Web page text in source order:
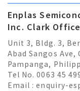
Enplas
Inc. Clark Office
Unit 3, Bldg. 3,
Abad Sangos
Pampanga,
Tel No. 0063 45
Email :enquiry-